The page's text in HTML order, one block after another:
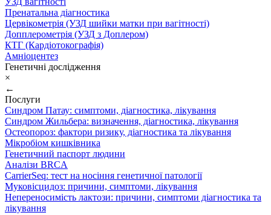
Пренатальна діагностика
Цервікометрія (УЗД шийки матки при вагітності)
Допплерометрія (УЗД з Доплером)
КТГ (Кардіотокографія)
Амніоцентез
Генетичні дослідження
×
←
Послуги
Синдром Патау: симптоми, дiагностика, лiкування
Синдром Жильбера: визначення, діагностика, лікування
Остеопороз: фактори ризику, діагностика та лікування
Мікробіом кишківника
Генетичний паспорт людини
Аналізи BRCA
CarrierSeq: тест на носіння генетичної патології
Муковісцидоз: причини, симптоми, лікування
Непереносимість лактози: причини, симптоми діагностика та
лікування